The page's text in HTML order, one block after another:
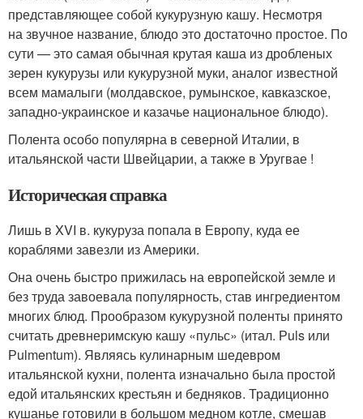
представляющее собой кукурузную кашу. Несмотря
на звучное название, блюдо это достаточно простое. По
сути — это самая обычная крутая каша из дробленых
зерен кукурузы или кукурузной муки, аналог известной
всем мамалыги (молдавское, румынское, кавказское,
западно-украинское и казачье национальное блюдо).
Полента особо популярна в северной Италии, в
итальянской части Швейцарии, а также в Уругвае !
Историческая справка
Лишь в XVI в. кукуруза попала в Европу, куда ее
кораблями завезли из Америки.
Она очень быстро прижилась на европейской земле и
без труда завоевала популярность, став ингредиентом
многих блюд. Прообразом кукурузной поленты принято
считать древнеримскую кашу «пульс» (итал. Рuls или
Рulmentum). Являясь кулинарным шедевром
итальянской кухни, полента изначально была простой
едой итальянских крестьян и бедняков. Традиционно
кушанье готовили в большом медном котле, смешав